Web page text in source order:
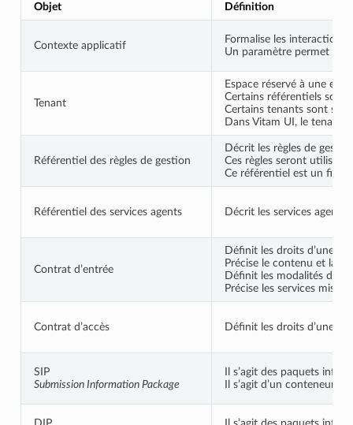
Objet Définition
Contexte applicatif
Formalise les
Un paramètre permet de
Tenant
Espace réservé à une
Certains référentiels sont
Certains tenants sont
Dans Vitam UI, le tenant
Référentiel des règles de gestion
Décrit les règles de
Ces règles seront
Ce référentiel est un
Référentiel des services agents Décrit les services agents
Contrat d’entrée
Définit les droits d’une
Précise le contenu et la
Définit les modalités de
Précise les services mis
Contrat d’accès Définit les droits d’une
SIP
Submission Information Package
Il s’agit des paquets
Il s’agit d’un conteneur